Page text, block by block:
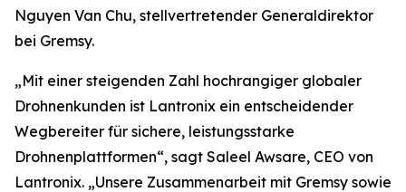
Nguyen Van Chu, stellvertretender Generaldirektor
bei Gremsy.
„Mit einer steigenden Zahl hochrangiger globaler
Drohnenkunden ist Lantronix ein entscheidender
Wegbereiter für sichere, leistungsstarke
Drohnenplattformen“, sagt Saleel Awsare, CEO von
Lantronix. „Unsere Zusammenarbeit mit Gremsy sowie